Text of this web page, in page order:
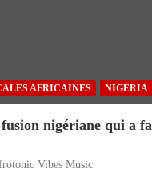
AFRICAINES NIGÉRIA
nigériane qui a
Vibes Music